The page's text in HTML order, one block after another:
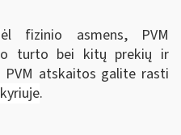
fizinio asmens, PVM
turto bei kitų prekių ir
atskaitos galite rasti
.